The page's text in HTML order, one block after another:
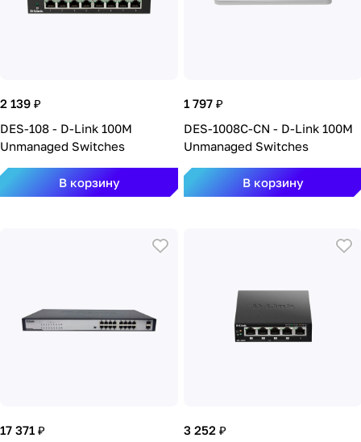
2 139 ₽
DES-108 - D-Link 100M
Unmanaged Switches
В корзину
1 797 ₽
DES-1008C-CN - D-Link 100M
Unmanaged Switches
В корзину
17 371 ₽ 3 252 ₽